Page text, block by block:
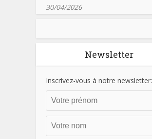
30/04/2026
Newsletter
Inscrivez-vous à notre newsletter: